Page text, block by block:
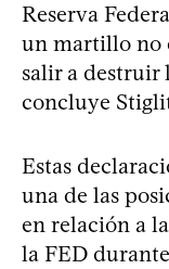
Reserva
un martillo no
salir a destruir
concluye
Estas
una de las
en relación a
la FED